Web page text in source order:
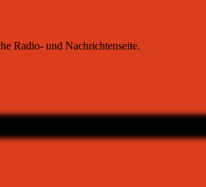
Radio- und Nachrichtenseite.